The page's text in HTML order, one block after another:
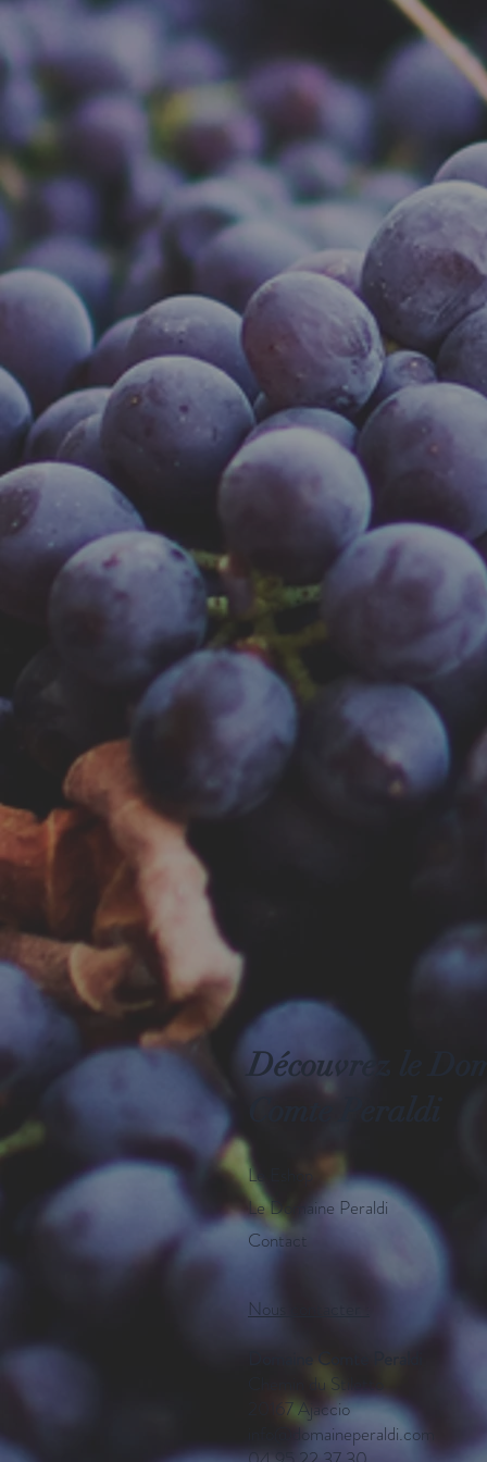
Découvrez le
Le Eshop
Le Domaine Peraldi
Contact
Nous contacter :
Domaine Comte Peraldi
Chemin du Stiletto
20167 Ajaccio
info@domaineperaldi.com